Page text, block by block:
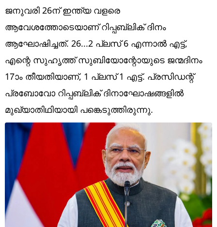
world
Technology
Religion
Web Story
Photo
Short Videos
ജനുവരി 26ന് ഇന്ത്യ വളരെ
ആവേശത്തോടെയാണ് റിപ്പബ്ലിക് ദിനം
ആഘോഷിച്ചത്. 26...2 പ്ലസ് 6 എന്നാല്‍ എട്ട്,
എന്റെ സുഹൃത്ത് സുബിയോന്റോയുടെ ജന്മദിനം
17ാം തീയതിയാണ്, 1 പ്ലസ് 1 എട്ട്. പ്രസിഡന്റ്
പ്രബോവോ റിപ്പബ്ലിക് ദിനാഘോഷങ്ങളില്‍
മുഖ്യാതിഥിയായി പങ്കെടുത്തിരുന്നു.